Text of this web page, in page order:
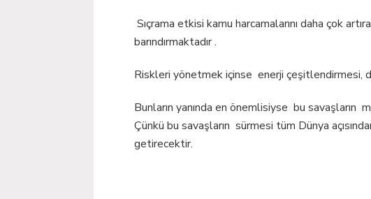
Sıçrama etkisi kamu harcamalarını daha çok
barındırmaktadır .
Riskleri yönetmek içinse enerji çeşitlendirmesi,
Bunların yanında en önemlisiyse bu savaşların
Çünkü bu savaşların sürmesi tüm Dünya
getirecektir.